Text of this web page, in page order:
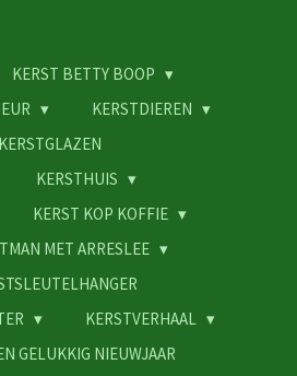
KERST BETTY BOOP
KERSTDIEREN
KERSTGLAZEN
KERSTHUIS
KERST KOP KOFFIE
MET ARRESLEE
KERSTVERHAAL
GELUKKIG NIEUWJAAR